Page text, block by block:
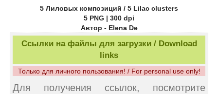
5 Лиловых композиций / 5 Lilac clusters
5 PNG | 300 dpi
Автор - Elena De
Ссылки на файлы для загрузки / Download
links
Только для личного пользования! / For personal use only!
Для получения ссылок, посмотрите